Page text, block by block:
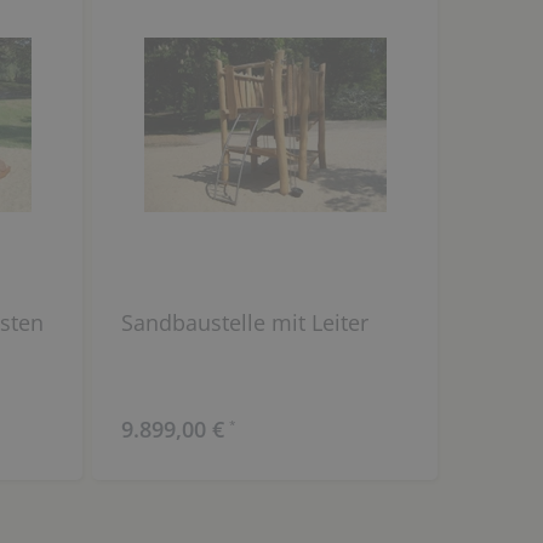
Sandbaustelle mit Leiter
9.899,00 € *